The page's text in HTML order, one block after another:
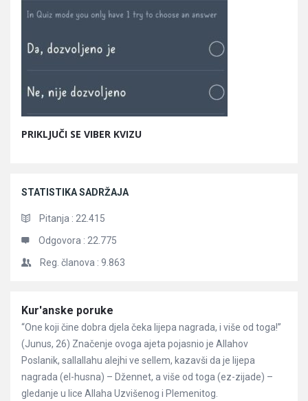
PRIKLJUČI SE VIBER KVIZU
STATISTIKA SADRŽAJA
Pitanja : 22.415
Odgovora : 22.775
Reg. članova : 9.863
Članci
Kur'anske poruke
“One koji čine dobra djela čeka lijepa nagrada, i više od toga!”
(Junus, 26) Značenje ovoga ajeta pojasnio je Allahov
Poslanik, sallallahu alejhi ve sellem, kazavši da je lijepa
nagrada (el-husna) – Džennet, a više od toga (ez-zijade) –
gledanje u lice Allaha Uzvišenog i Plemenitog.